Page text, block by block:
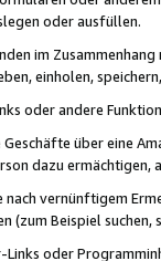
oder ausfüllen.
im
einholen,
oder andere
über eine
dazu
vernünftigem
(zum Beispiel
oder